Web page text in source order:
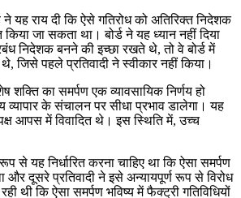
ने यह राय दी कि ऐसे गतिरोध को अतिरिक्त निदेशक
किया जा सकता था। बोर्ड ने यह ध्यान नहीं दिया
निदेशक बनने की इच्छा रखते थे, तो वे बोर्ड में
जिसे पहले प्रतिवादी ने स्वीकार नहीं किया।
शक्ति का समर्पण एक व्यावसायिक निर्णय हो
व्यापार के संचालन पर सीधा प्रभाव डालेगा। यह
आपस में विवादित थे। इस स्थिति में, उच्च
से यह निर्धारित करना चाहिए था कि ऐसा समर्पण
और दूसरे प्रतिवादी ने इसे अन्यायपूर्ण रूप से विरोध
थी कि ऐसा समर्पण भविष्य में फैक्ट्री गतिविधियों